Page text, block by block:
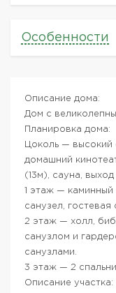
Особенности
Описание дома:
Дом с
Планировка дома:
Цоколь —
домашний
(13м), сауна, выход
1 этаж — каминный
санузел, гостевая
2 этаж — холл,
санузлом и
санузлами.
3 этаж — 2
Описание участка: